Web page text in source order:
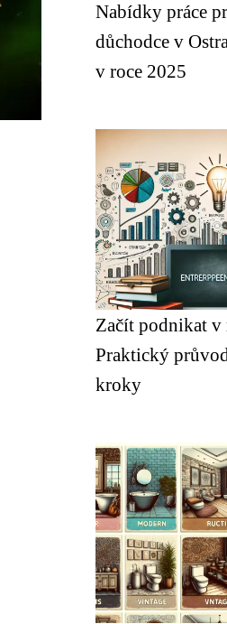
Nabídky práce
důchodce v
v roce 2025
Začít podnikat v
Praktický
kroky